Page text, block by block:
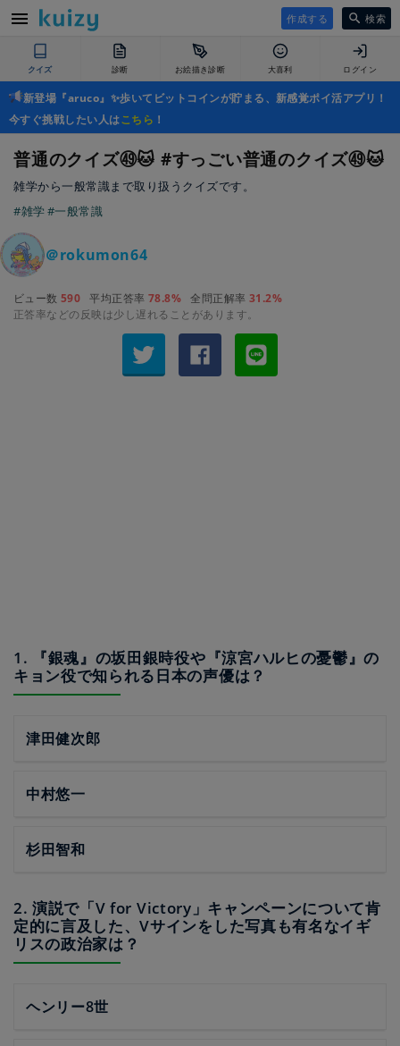
作成する 検索
クイズ 診断 お絵描き診断 大喜利 ログイン
新登場『aruco』✨歩いてビットコインが貯まる、新感覚ポイ活アプリ！
今すぐ挑戦したい人はこちら ！
普通のクイズ㊾🐱 #すっごい普通のクイズ㊾🐱
雑学から一般常識まで取り扱うクイズです。
#雑学#一般常識
＠rokumon64
ビュー数 590 平均正答率 78.8% 全問正解率 31.2%
正答率などの反映は少し遅れることがあります。
1. 『銀魂』の坂田銀時役や『涼宮ハルヒの憂鬱』の
キョン役で知られる日本の声優は？
津田健次郎
中村悠一
杉田智和
2. 演説で「V for Victory」キャンペーンについて肯
定的に言及した、Vサインをした写真も有名なイギ
リスの政治家は？
ヘンリー8世